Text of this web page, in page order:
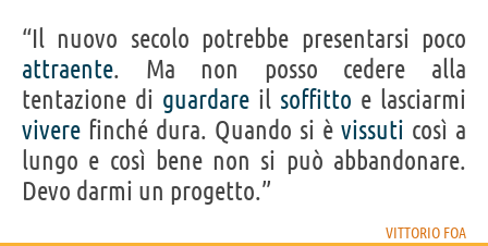
“Il nuovo secolo potrebbe presentarsi poco
attraente. Ma non posso cedere alla
tentazione di guardare il soffitto e lasciarmi
vivere finché dura. Quando si è vissuti così a
lungo e così bene non si può abbandonare.
Devo darmi un progetto.”
VITTORIO FOA